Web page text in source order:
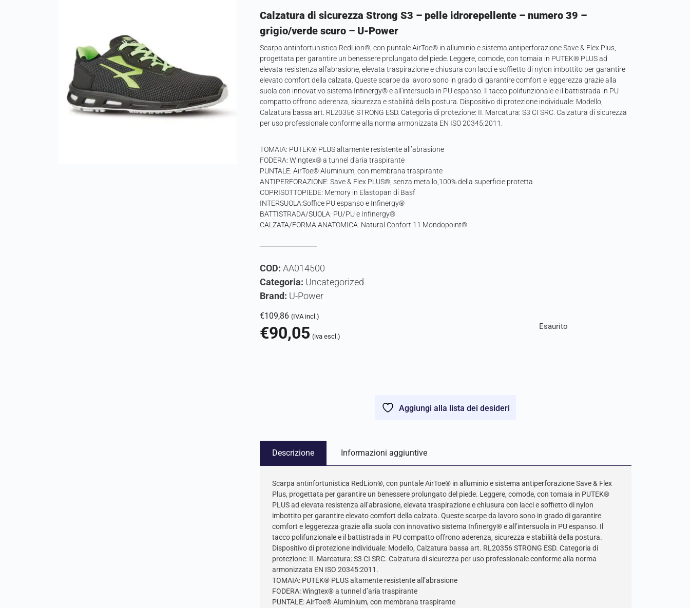
Calzatura di sicurezza Strong S3 – pelle idrorepellente – numero 39 –
grigio/verde scuro – U-Power
Scarpa antinfortunistica RedLion®, con puntale AirToe® in alluminio e sistema antiperforazione Save & Flex Plus,
progettata per garantire un benessere prolungato del piede. Leggere, comode, con tomaia in PUTEK® PLUS ad
elevata resistenza all'abrasione, elevata traspirazione e chiusura con lacci e soffietto di nylon imbottito per garantire
elevato comfort della calzata. Queste scarpe da lavoro sono in grado di garantire comfort e leggerezza grazie alla
suola con innovativo sistema Infinergy® e all'intersuola in PU espanso. Il tacco polifunzionale e il battistrada in PU
compatto offrono aderenza, sicurezza e stabilità della postura. Dispositivo di protezione individuale: Modello,
Calzatura bassa art. RL20356 STRONG ESD. Categoria di protezione: II. Marcatura: S3 CI SRC. Calzatura di sicurezza
per uso professionale conforme alla norma armonizzata EN ISO 20345:2011.
TOMAIA: PUTEK® PLUS altamente resistente all’abrasione
FODERA: Wingtex® a tunnel d'aria traspirante
PUNTALE: AirToe® Aluminium, con membrana traspirante
ANTIPERFORAZIONE: Save & Flex PLUS®, senza metallo,100% della superficie protetta
COPRISOTTOPIEDE: Memory in Elastopan di Basf
INTERSUOLA:Soffice PU espanso e Infinergy®
BATTISTRADA/SUOLA: PU/PU e Infinergy®
CALZATA/FORMA ANATOMICA: Natural Confort 11 Mondopoint®
COD:AA014500
Categoria: Uncategorized
Brand: U-Power
€109,86 (IVA incl.)
€90,05 (iva escl.)
Esaurito
Aggiungi alla lista dei desideri
Descrizione Informazioni aggiuntive
Scarpa antinfortunistica RedLion®, con puntale AirToe® in alluminio e sistema antiperforazione Save & Flex
Plus, progettata per garantire un benessere prolungato del piede. Leggere, comode, con tomaia in PUTEK®
PLUS ad elevata resistenza all’abrasione, elevata traspirazione e chiusura con lacci e soffietto di nylon
imbottito per garantire elevato comfort della calzata. Queste scarpe da lavoro sono in grado di garantire
comfort e leggerezza grazie alla suola con innovativo sistema Infinergy® e all’intersuola in PU espanso. Il
tacco polifunzionale e il battistrada in PU compatto offrono aderenza, sicurezza e stabilità della postura.
Dispositivo di protezione individuale: Modello, Calzatura bassa art. RL20356 STRONG ESD. Categoria di
protezione: II. Marcatura: S3 CI SRC. Calzatura di sicurezza per uso professionale conforme alla norma
armonizzata EN ISO 20345:2011.
TOMAIA: PUTEK® PLUS altamente resistente all’abrasione
FODERA: Wingtex® a tunnel d’aria traspirante
PUNTALE: AirToe® Aluminium, con membrana traspirante